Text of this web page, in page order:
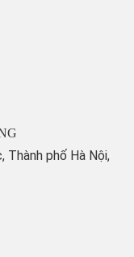
Thành phố Hà Nội,